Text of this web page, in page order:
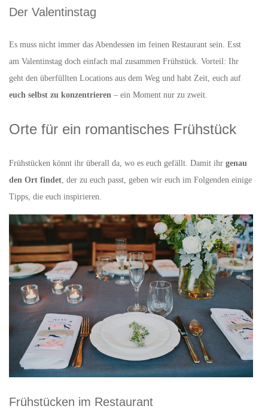
Der Valentinstag
Es muss nicht immer das Abendessen im feinen Restaurant sein. Esst
am Valentinstag doch einfach mal zusammen Frühstück. Vorteil: Ihr
geht den überfüllten Locations aus dem Weg und habt Zeit, euch auf
euch selbst zu konzentrieren – ein Moment nur zu zweit.
Orte für ein romantisches Frühstück
Frühstücken könnt ihr überall da, wo es euch gefällt. Damit ihr genau
den Ort findet , der zu euch passt, geben wir euch im Folgenden einige
Tipps, die euch inspirieren.
Frühstücken im Restaurant